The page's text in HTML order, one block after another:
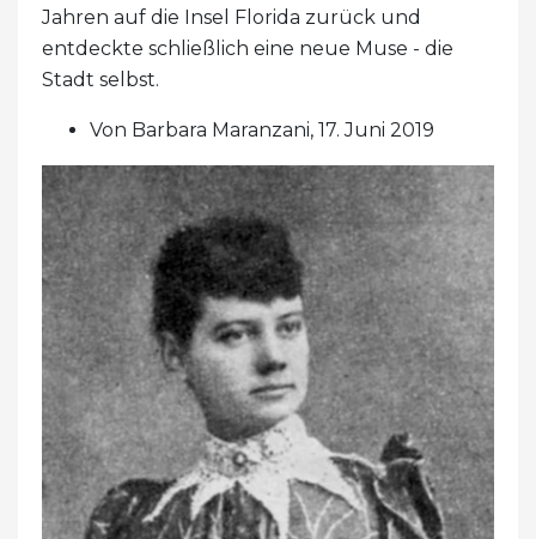
Jahren auf die Insel Florida zurück und
entdeckte schließlich eine neue Muse - die
Stadt selbst.
Von Barbara Maranzani, 17. Juni 2019